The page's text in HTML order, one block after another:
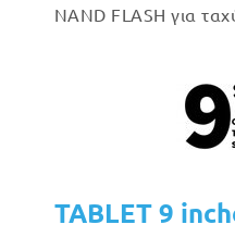
NAND FLASH για
TABLET 9